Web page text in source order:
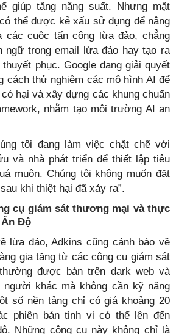
giúp tăng năng suất. Nhưng mặt
thể được kẻ xấu sử dụng để nâng
các cuộc tấn công lừa đảo, chẳng
ngữ trong email lừa đảo hay tạo ra
thuyết phục. Google đang giải quyết
cách thử nghiệm các mô hình AI để
hại và xây dựng các khung chuẩn
nhằm tạo môi trường AI an
tôi đang làm việc chặt chẽ với
và nhà phát triển để thiết lập tiêu
muộn. Chúng tôi không muốn đặt
khi thiệt hại đã xảy ra”.
cụ giám sát thương mại và thực
Độ
lừa đảo, Adkins cũng cảnh báo về
gia tăng từ các công cụ giám sát
được bán trên dark web và
người khác mà không cần kỹ năng
số nền tảng chỉ có giá khoảng 20
phiên bản tinh vi có thể lên đến
Những công cụ này không chỉ là